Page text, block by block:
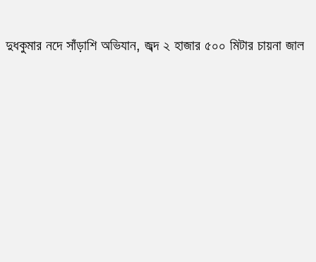
দুধকুমার নদে সাঁড়াশি অভিযান, জব্দ ২ হাজার ৫০০ মিটার চায়না জাল